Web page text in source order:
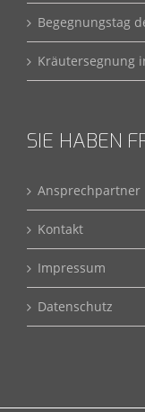
Begegnungstag
Kräutersegnung
SIE HABEN
Ansprechpartner
Kontakt
Impressum
Datenschutz